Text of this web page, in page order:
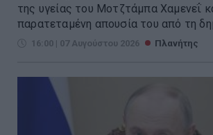
της υγείας του Μοτζτάμπα Χαμενεΐ
παρατεταμένη απουσία του από τη
16:00 | 07 Αυγούστου 2026 Πλανήτης